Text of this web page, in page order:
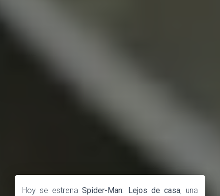
Hoy se estrenaSpider-Man: Lejos de casa, una